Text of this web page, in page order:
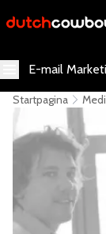
E-mail
Startpagina